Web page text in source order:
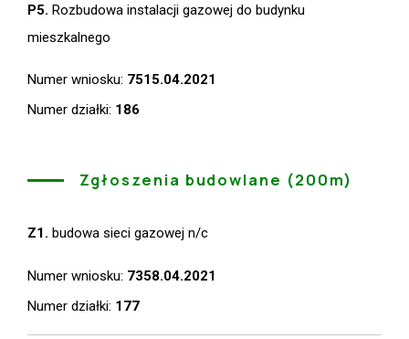
P5. Rozbudowa instalacji gazowej do budynku
mieszkalnego
Numer wniosku: 7515.04.2021
Numer działki: 186
Zgłoszenia budowlane (200m)
Z1. budowa sieci gazowej n/c
Numer wniosku: 7358.04.2021
Numer działki: 177